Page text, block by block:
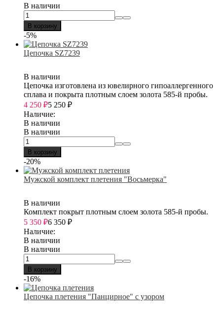
В наличии
В корзину
-5%
Цепочка SZ7239
В наличии
Цепочка изготовлена из ювелирного гипоаллергенного
сплава и покрыта плотным слоем золота 585-й пробы.
4 250 ₽5 250 ₽
Наличие:
В наличии
В наличии
В корзину
-20%
Мужской комплект плетения "Восьмерка"
В наличии
Комплект покрыт плотным слоем золота 585-й пробы.
5 350 ₽6 350 ₽
Наличие:
В наличии
В наличии
В корзину
-16%
Цепочка плетения "Панцирное" с узором